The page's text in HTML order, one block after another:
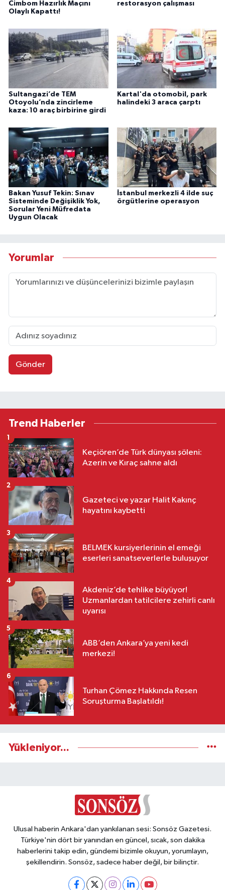
Cimbom Hazırlık Maçını
Olaylı Kapattı!
restorasyon çalışması
Sultangazi’de TEM
Otoyolu’nda zincirleme
kaza: 10 araç birbirine girdi
Kartal'da otomobil, park
halindeki 3 araca çarptı
Bakan Yusuf Tekin: Sınav
Sisteminde Değişiklik Yok,
Sorular Yeni Müfredata
Uygun Olacak
İstanbul merkezli 4 ilde suç
örgütlerine operasyon
Yorumlar
Gönder
Trend Haberler
Keçiören’de Türk dünyası şöleni:
Azerin ve Kıraç sahne aldı
1
Gazeteci ve yazar Halit Kakınç
hayatını kaybetti
2
BELMEK kursiyerlerinin el emeği
eserleri sanatseverlerle buluşuyor
3
Akdeniz’de tehlike büyüyor!
Uzmanlardan tatilcilere zehirli canlı
uyarısı
4
ABB’den Ankara’ya yeni kedi
merkezi!
5
Turhan Çömez Hakkında Resen
Soruşturma Başlatıldı!
6
Yükleniyor...
Ulusal haberin Ankara'dan yankılanan sesi: Sonsöz Gazetesi.
Türkiye'nin dört bir yanından en güncel, sıcak, son dakika
haberlerini takip edin, gündemi bizimle okuyun, yorumlayın,
şekillendirin. Sonsöz, sadece haber değil, bir bilinçtir.